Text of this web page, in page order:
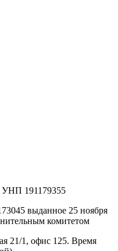
УНП 191179355
выданное 25 ноября
комитетом
21/1, офис 125. Время